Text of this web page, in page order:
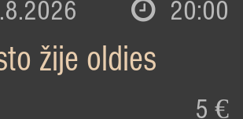
20:00
žije oldies
5 €